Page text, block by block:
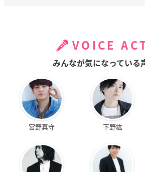
VOICE
みんなが気になっている
宮野真守 下野紘